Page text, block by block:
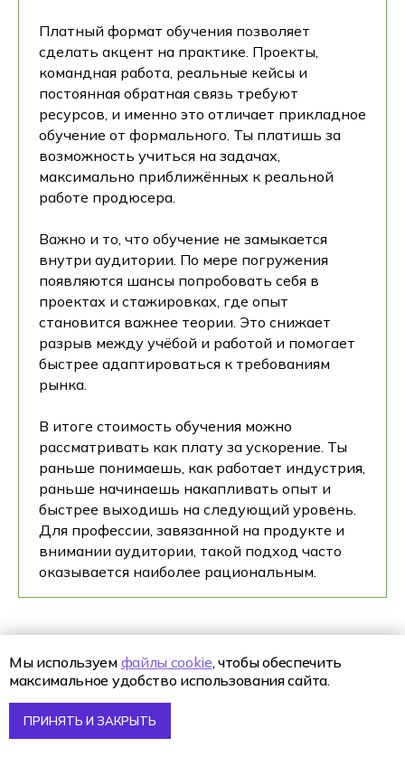
Платный формат обучения позволяет
сделать акцент на практике. Проекты,
командная работа, реальные кейсы и
постоянная обратная связь требуют
ресурсов, и именно это отличает прикладное
обучение от формального. Ты платишь за
возможность учиться на задачах,
максимально приближённых к реальной
работе продюсера.
Важно и то, что обучение не замыкается
внутри аудитории. По мере погружения
появляются шансы попробовать себя в
проектах и стажировках, где опыт
становится важнее теории. Это снижает
разрыв между учёбой и работой и помогает
быстрее адаптироваться к требованиям
рынка.
В итоге стоимость обучения можно
рассматривать как плату за ускорение. Ты
раньше понимаешь, как работает индустрия,
раньше начинаешь накапливать опыт и
быстрее выходишь на следующий уровень.
Для профессии, завязанной на продукте и
внимании аудитории, такой подход часто
оказывается наиболее рациональным.
Хочешь увидеть
Процесс поступления
Подача документов
Мы используем файлы cookie, чтобы обеспечить
максимальное удобство использования сайта.
ПРИНЯТЬ И ЗАКРЫТЬ